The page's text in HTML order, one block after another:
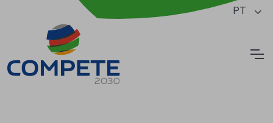
Saltar para o conteúdo principal da página PT